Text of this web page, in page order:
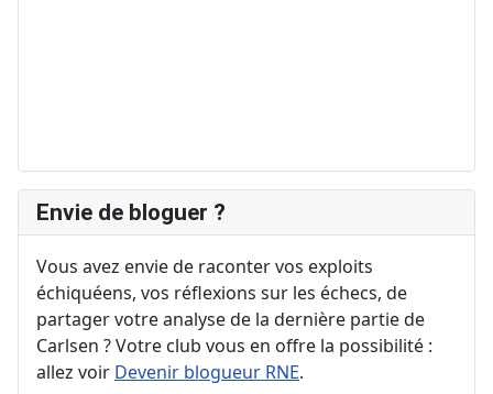
Envie de bloguer ?
Vous avez envie de raconter vos exploits
échiquéens, vos réflexions sur les échecs, de
partager votre analyse de la dernière partie de
Carlsen ? Votre club vous en offre la possibilité :
allez voir Devenir blogueur RNE.